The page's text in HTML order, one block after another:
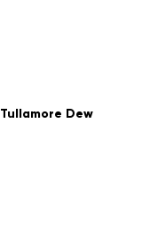
Tullamore Dew